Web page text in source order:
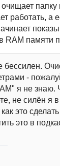
работать, а
RAM памяти
-
я не знаю.
не силён я
это
это в